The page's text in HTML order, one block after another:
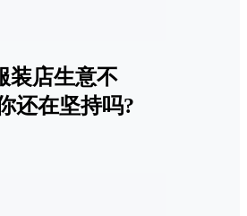
装店生意不
还在坚持吗?